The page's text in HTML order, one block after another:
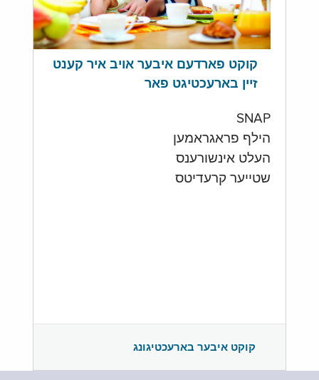
קוקט פארדעם איבער אויב איר קענט
זיין בארעכטיגט פאר
SNAP
הילף פראגראמען
העלט אינשורענס
שטייער קרעדיטס
קוקט איבער בארעכטיגונג